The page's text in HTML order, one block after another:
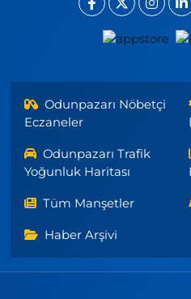
Odunpazarı Nöbetçi
Eczaneler
Odunpazarı Trafik
Yoğunluk Haritası
Tüm Manşetler
Haber Arşivi